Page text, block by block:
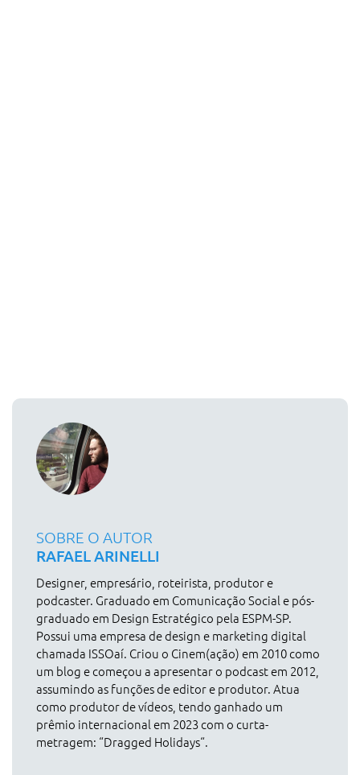
SOBRE O AUTOR
RAFAEL ARINELLI
Designer, empresário, roteirista, produtor e
podcaster. Graduado em Comunicação Social e pós-
graduado em Design Estratégico pela ESPM-SP.
Possui uma empresa de design e marketing digital
chamada ISSOaí. Criou o Cinem(ação) em 2010 como
um blog e começou a apresentar o podcast em 2012,
assumindo as funções de editor e produtor. Atua
como produtor de vídeos, tendo ganhado um
prêmio internacional em 2023 com o curta-
metragem: “Dragged Holidays“.